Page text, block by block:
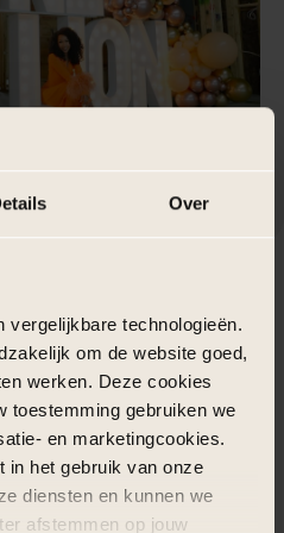
Over
vergelijkbare technologieën.
om de website goed,
werken. Deze cookies
toestemming gebruiken we
en marketingcookies.
in het gebruik van onze
diensten en kunnen we
afstemmen op jouw